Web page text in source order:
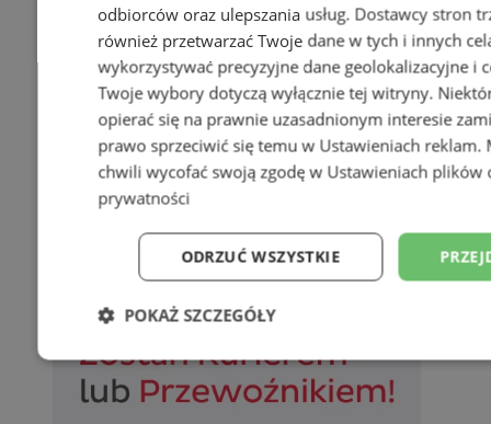
odbiorców oraz ulepszania usług. Dostawcy stron
również przetwarzać Twoje dane w tych i innych
wykorzystywać precyzyjne dane geolokalizacyjne i
Twoje wybory dotyczą wyłącznie tej witryny.
opierać się na prawnie uzasadnionym interesie
prawo sprzeciwić się temu w Ustawieniach reklam.
chwili wycofać swoją zgodę w Ustawieniach plików
prywatności
ODRZUĆ WSZYSTKIE
POKAŻ SZCZEGÓŁY
Niezbędne Wydajność